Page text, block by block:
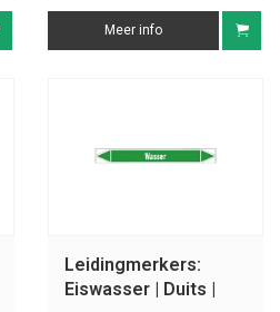
Meer info
Leidingmerkers:
Eiswasser | Duits |